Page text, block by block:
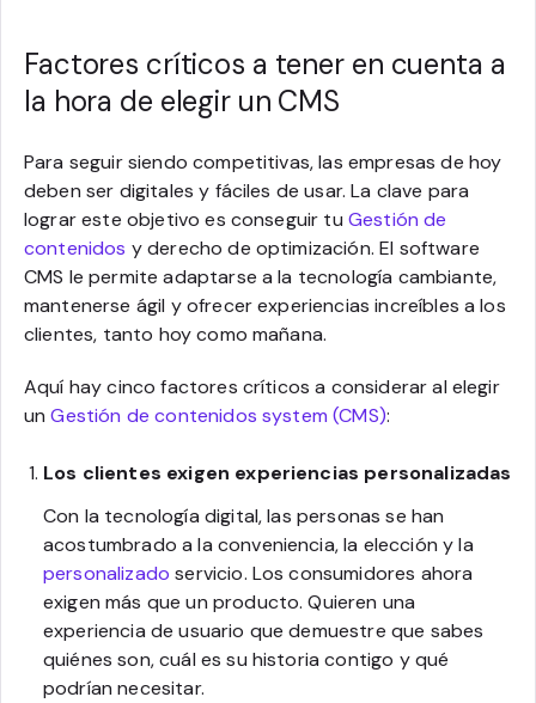
Factores críticos a tener en cuenta a
la hora de elegir un CMS
Para seguir siendo competitivas, las empresas de hoy
deben ser digitales y fáciles de usar. La clave para
lograr este objetivo es conseguir tu Gestión de
contenidos y derecho de optimización. El software
CMS le permite adaptarse a la tecnología cambiante,
mantenerse ágil y ofrecer experiencias increíbles a los
clientes, tanto hoy como mañana.
Aquí hay cinco factores críticos a considerar al elegir
unGestión de contenidos system (CMS):
Los clientes exigen experiencias personalizadas
Con la tecnología digital, las personas se han
acostumbrado a la conveniencia, la elección y la
personalizado servicio. Los consumidores ahora
exigen más que un producto. Quieren una
experiencia de usuario que demuestre que sabes
quiénes son, cuál es su historia contigo y qué
podrían necesitar.